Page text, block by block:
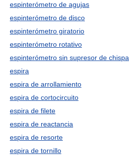
espinterómetro de agujas
espinterómetro de disco
espinterómetro giratorio
espinterómetro rotativo
espinterómetro sin supresor de chispa
espira
espira de arrollamiento
espira de cortocircuito
espira de filete
espira de reactancia
espira de resorte
espira de tornillo